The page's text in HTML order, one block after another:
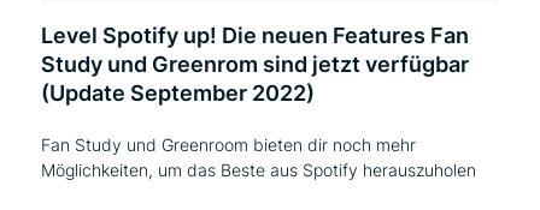
Level Spotify up! Die neuen Features Fan
Study und Greenrom sind jetzt verfügbar
(Update September 2022)
Fan Study und Greenroom bieten dir noch mehr
Möglichkeiten, um das Beste aus Spotify herauszuholen